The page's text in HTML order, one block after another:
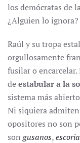
los demócratas de
¿Alguien lo ignora?
Raúl y su tropa
orgullosamente
fusilar o
deestabular a la
sistema más
Ni siquiera
opositores no son
son gusanos,escoria